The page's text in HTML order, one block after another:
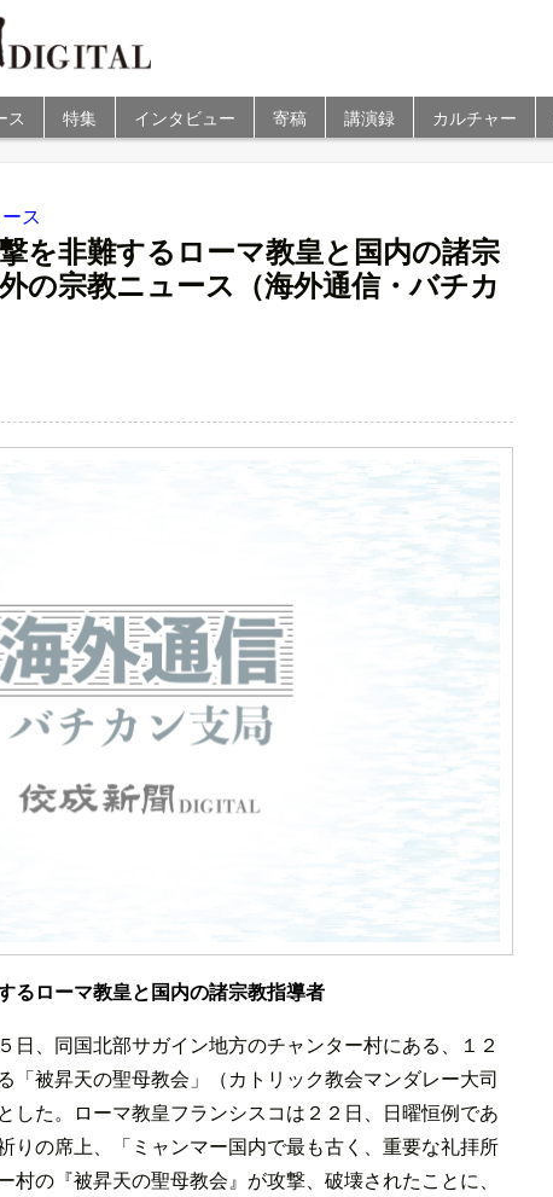
ス 特集 インタビュー 寄稿 講演録 カルチャー
ス
を非難するローマ教皇と国内の諸宗
の宗教ニュース（海外通信・バチカ
るローマ教皇と国内の諸宗教指導者
日、同国北部サガイン地方のチャンター村にある、１２
「被昇天の聖母教会」（カトリック教会マンダレー大司
した。ローマ教皇フランシスコは２２日、日曜恒例であ
りの席上、「ミャンマー国内で最も古く、重要な礼拝所
村の『被昇天の聖母教会』が攻撃、破壊されたことに、